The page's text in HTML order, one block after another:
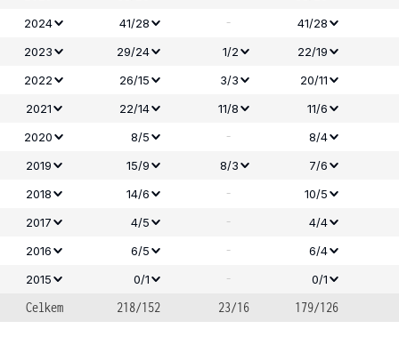
2024
41/28 -
41/28
2023
29/24 1/2
22/19
2022
26/15 3/3
20/11
2021
22/14 11/8
11/6
2020
8/5 -
8/4
2019
15/9 8/3
7/6
2018
14/6 -
10/5
2017
4/5 -
4/4
2016
6/5 -
6/4
2015
0/1 - 0/1
Celkem 218/152 23/16 179/126